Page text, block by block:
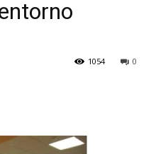
0
1054